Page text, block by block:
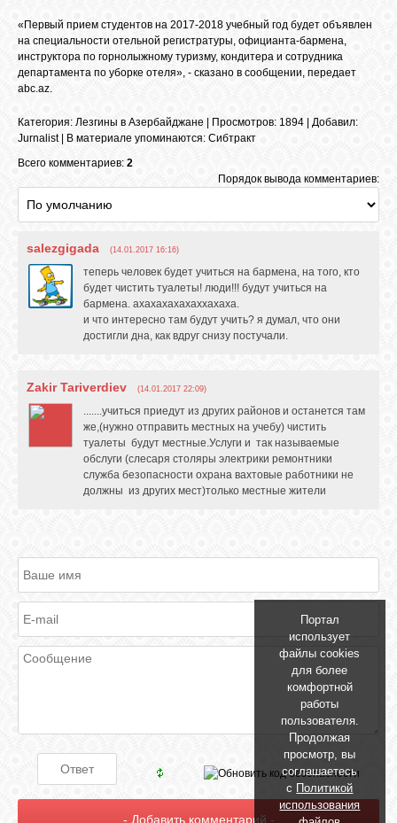
БИБЛИОТЕКА
ФОРУМ
ГОСТЕВАЯ
ФОТО
ВИДЕО
САЙТЫ
КОНТАКТЫ
ВХОД
RSS
«Первый прием студентов на 2017-2018 учебный год будет объявлен
на специальности отельной регистратуры, официанта-бармена,
инструктора по горнолыжному туризму, кондитера и сотрудника
департамента по уборке отеля», - сказано в сообщении, передает
abc.az.
Категория: Лезгины в Азербайджане | Просмотров: 1894 | Добавил:
Jurnalist| В материале упоминаются: Сибтракт
Всего комментариев: 2
Порядок вывода комментариев:
salezgigada (14.01.2017 16:16)
теперь человек будет учиться на бармена, на того, кто
будет чистить туалеты! люди!!! будут учиться на
бармена. ахахахахахаххахаха.
и что интересно там будут учить? я думал, что они
достигли дна, как вдруг снизу постучали.
Zakir Tariverdiev (14.01.2017 22:09)
.......учиться приедут из других районов и останется там
же,(нужно отправить местных на учебу) чистить
туалеты будут местные.Услуги и так называемые
обслуги (слесаря столяры электрики ремонтники
служба безопасности охрана вахтовые работники не
должны из других мест)только местные жители
Портал
использует
файлы cookies
для более
комфортной
работы
пользователя.
Продолжая
просмотр, вы
соглашаетесь
с Политикой
использования